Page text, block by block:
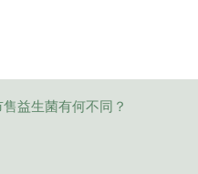
益生菌有何不同？
數300億膠囊，高菌數、